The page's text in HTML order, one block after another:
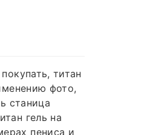
титан
фото,
станица
гель на
пениса и